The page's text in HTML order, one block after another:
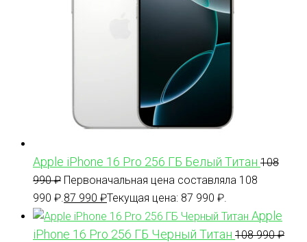
Apple iPhone 16 Pro 256 ГБ Белый Титан 108
990₽ Первоначальная цена составляла 108
990 ₽. 87 990 ₽Текущая цена: 87 990 ₽.
Apple
iPhone 16 Pro 256 ГБ Черный Титан 108 990₽